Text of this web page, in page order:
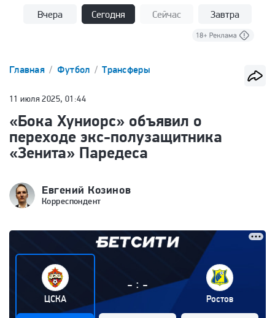
Вчера Сегодня Сейчас Завтра
Главная Футбол Трансферы
11 июля 2025, 01:44
«Бока Хуниорс» объявил о
переходе экс-полузащитника
«Зенита» Паредеса
Евгений Козинов
Корреспондент
ЦСКА
- : -
Ростов